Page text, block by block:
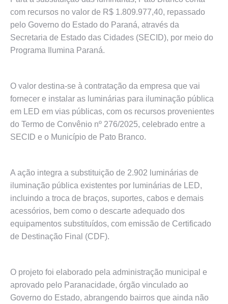
com recursos no valor de R$ 1.809.977,40, repassado
pelo Governo do Estado do Paraná, através da
Secretaria de Estado das Cidades (SECID), por meio do
Programa Ilumina Paraná.
O valor destina-se à contratação da empresa que vai
fornecer e instalar as luminárias para iluminação pública
em LED em vias públicas, com os recursos provenientes
do Termo de Convênio nº 276/2025, celebrado entre a
SECID e o Município de Pato Branco.
A ação integra a substituição de 2.902 luminárias de
iluminação pública existentes por luminárias de LED,
incluindo a troca de braços, suportes, cabos e demais
acessórios, bem como o descarte adequado dos
equipamentos substituídos, com emissão de Certificado
de Destinação Final (CDF).
O projeto foi elaborado pela administração municipal e
aprovado pelo Paranacidade, órgão vinculado ao
Governo do Estado, abrangendo bairros que ainda não